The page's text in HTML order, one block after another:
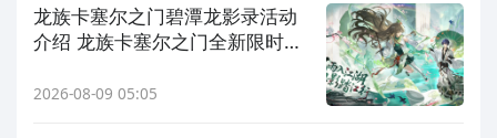
龙族卡塞尔之门碧潭龙影录活动
介绍 龙族卡塞尔之门全新限时剧
2026-08-09 05:05